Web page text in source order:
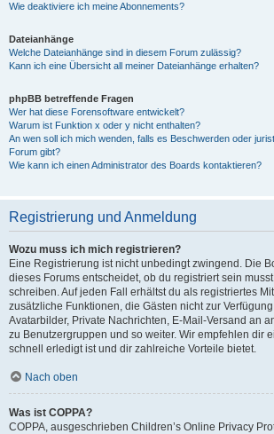
Wie deaktiviere ich meine Abonnements?
Dateianhänge
Welche Dateianhänge sind in diesem Forum zulässig?
Kann ich eine Übersicht all meiner Dateianhänge erhalten?
phpBB betreffende Fragen
Wer hat diese Forensoftware entwickelt?
Warum ist Funktion x oder y nicht enthalten?
An wen soll ich mich wenden, falls es Beschwerden oder
Forum gibt?
Wie kann ich einen Administrator des Boards kontaktieren?
Registrierung und Anmeldung
Wozu muss ich mich registrieren?
Eine Registrierung ist nicht unbedingt zwingend. Die
dieses Forums entscheidet, ob du registriert sein
schreiben. Auf jeden Fall erhältst du als registriertes
zusätzliche Funktionen, die Gästen nicht zur
Avatarbilder, Private Nachrichten, E-Mail-Versand an
zu Benutzergruppen und so weiter. Wir empfehlen dir
schnell erledigt ist und dir zahlreiche Vorteile bietet.
Nach oben
Was ist COPPA?
COPPA, ausgeschrieben Children’s Online Privacy